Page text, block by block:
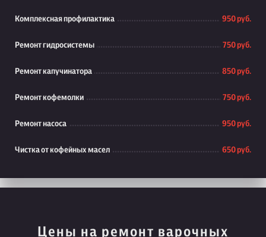
Комплексная профилактика 950 руб.
Ремонт гидросистемы 750 руб.
Ремонт капучинатора 850 руб.
Ремонт кофемолки 750 руб.
Ремонт насоса 950 руб.
Чистка от кофейных масел 650 руб.
Цены на ремонт варочных